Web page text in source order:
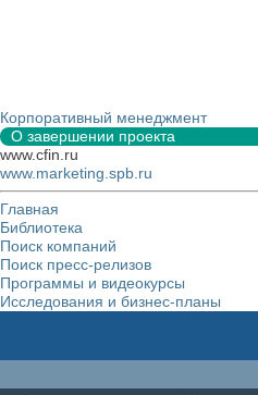
Корпоративный менеджмент
О завершении проекта
www.cfin.ru
www.marketing.spb.ru
Главная
Библиотека
Поиск компаний
Поиск пресс-релизов
Программы и видеокурсы
Исследования и бизнес-планы